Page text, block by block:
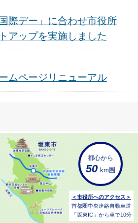
際デー」に合わせ市役所
アップを実施しました
ムページリニューアル
都心から
50 km圏
＜市役所へのアクセス＞
首都圏中央連絡自動車道
「坂東IC」から車で10分